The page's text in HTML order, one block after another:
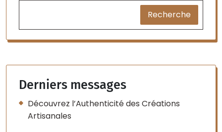
Recherche
Derniers messages
Découvrez l’Authenticité des Créations
Artisanales